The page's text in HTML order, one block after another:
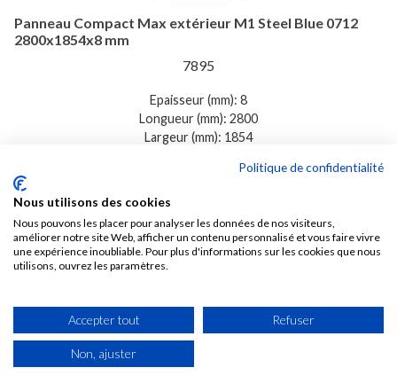
Panneau Compact Max extérieur M1 Steel Blue 0712
2800x1854x8 mm
7895
Epaisseur (mm): 8
Longueur (mm): 2800
Largeur (mm): 1854
6 À 12 SEMAINES
147,83 € TTC /M2
Soit 767,44 € TTC Le panneau de 5,1912 M2
Politique de confidentialité
Nous utilisons des cookies
Nous pouvons les placer pour analyser les données de nos visiteurs,
améliorer notre site Web, afficher un contenu personnalisé et vous faire vivre
une expérience inoubliable. Pour plus d'informations sur les cookies que nous
utilisons, ouvrez les paramètres.
Accepter tout Refuser
Non, ajuster